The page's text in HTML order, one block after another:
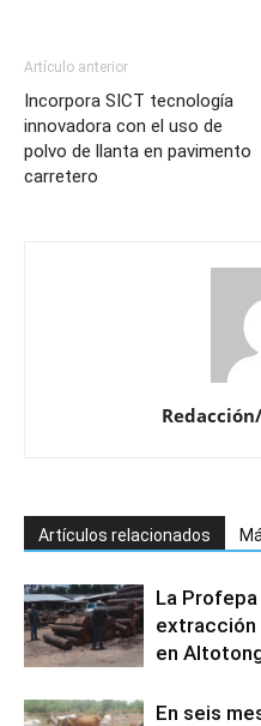
Artículo anterior
Incorpora SICT tecnología
innovadora con el uso de
polvo de llanta en pavimento
carretero
Artículos relacionados
La
extracción
en
En seis